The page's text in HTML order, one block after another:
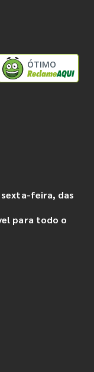
ÓTIMO
feira, das
para todo o